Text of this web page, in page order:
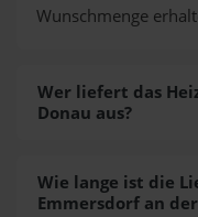
Wunschmenge
Wer liefert das
Donau aus?
Wie lange ist die
Emmersdorf an